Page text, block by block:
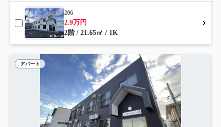
206
2.9万円
2階 / 21.65㎡ / 1K
アパート